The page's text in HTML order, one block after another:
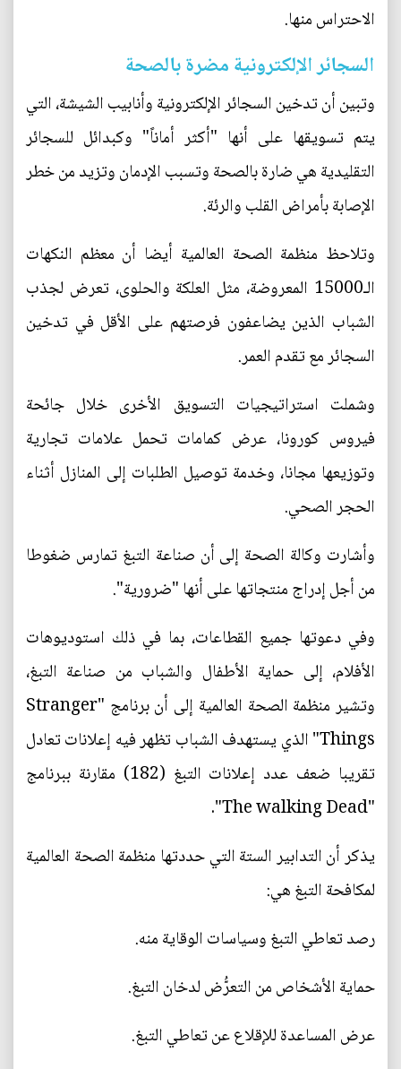
الاحتراس منها.
السجائر الإلكترونية مضرة بالصحة
وتبين أن تدخين السجائر الإلكترونية وأنابيب الشيشة، التي
يتم تسويقها على أنها "أكثر أماناً" وكبدائل للسجائر
التقليدية هي ضارة بالصحة وتسبب الإدمان وتزيد من خطر
الإصابة بأمراض القلب والرئة.
وتلاحظ منظمة الصحة العالمية أيضا أن معظم النكهات
الـ15000 المعروضة، مثل العلكة والحلوى، تعرض لجذب
الشباب الذين يضاعفون فرصتهم على الأقل في تدخين
السجائر مع تقدم العمر.
وشملت استراتيجيات التسويق الأخرى خلال جائحة
فيروس كورونا، عرض كمامات تحمل علامات تجارية
وتوزيعها مجانا، وخدمة توصيل الطلبات إلى المنازل أثناء
الحجر الصحي.
وأشارت وكالة الصحة إلى أن صناعة التبغ تمارس ضغوطا
من أجل إدراج منتجاتها على أنها "ضرورية".
وفي دعوتها جميع القطاعات، بما في ذلك استوديوهات
الأفلام، إلى حماية الأطفال والشباب من صناعة التبغ،
وتشير منظمة الصحة العالمية إلى أن برنامج "Stranger
Things" الذي يستهدف الشباب تظهر فيه إعلانات تعادل
تقريبا ضعف عدد إعلانات التبغ (182) مقارنة ببرنامج
"The walking Dead".
يذكر أن التدابير الستة التي حددتها منظمة الصحة العالمية
لمكافحة التبغ هي:
رصد تعاطي التبغ وسياسات الوقاية منه.
حماية الأشخاص من التعرُّض لدخان التبغ.
عرض المساعدة للإقلاع عن تعاطي التبغ.